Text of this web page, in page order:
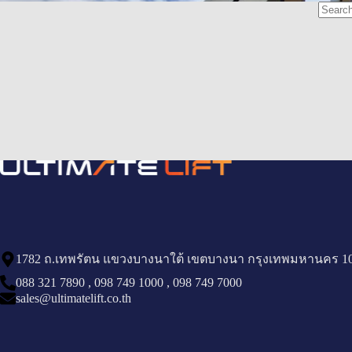
1782 ถ.เทพรัตน แขวงบางนาใต้ เขตบางนา กรุงเทพมหานคร
088 321 7890 , 098 749 1000 , 098 749 7000
sales@ultimatelift.co.th